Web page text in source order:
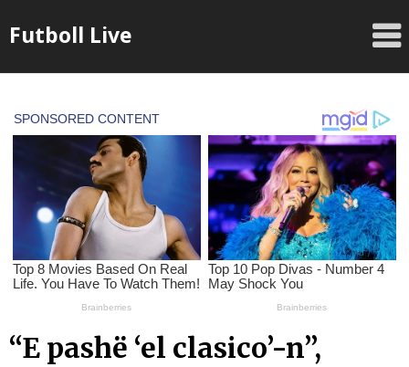
toFutboll Live
“E pashë ‘el clasico’-n”,